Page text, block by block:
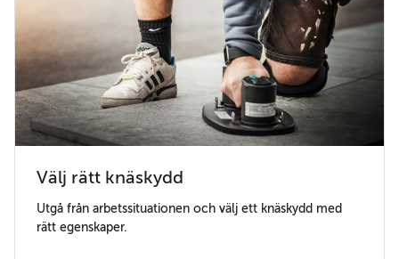
Välj rätt knäskydd
Utgå från arbetssituationen och välj ett knäskydd med
rätt egenskaper.